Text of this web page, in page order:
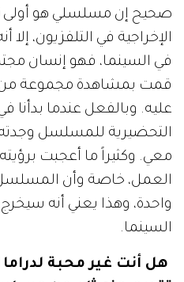
صحيح إن مسلسلي هو أولى
الإخراجية في التلفزيون،
في السينما، فهو إنسان
قمت بمشاهدة مجموعة من
عليه. وبالفعل عندما بدأنا
التحضيرية للمسلسل وجدته
معي. وكثيراً ما أعجبت
العمل، خاصة وأن المسلسل
واحدة، وهذا يعني أنه
السينما.
هل أنت غير محبة